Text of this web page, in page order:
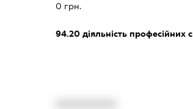
0 грн.
94.20 діяльність професійних